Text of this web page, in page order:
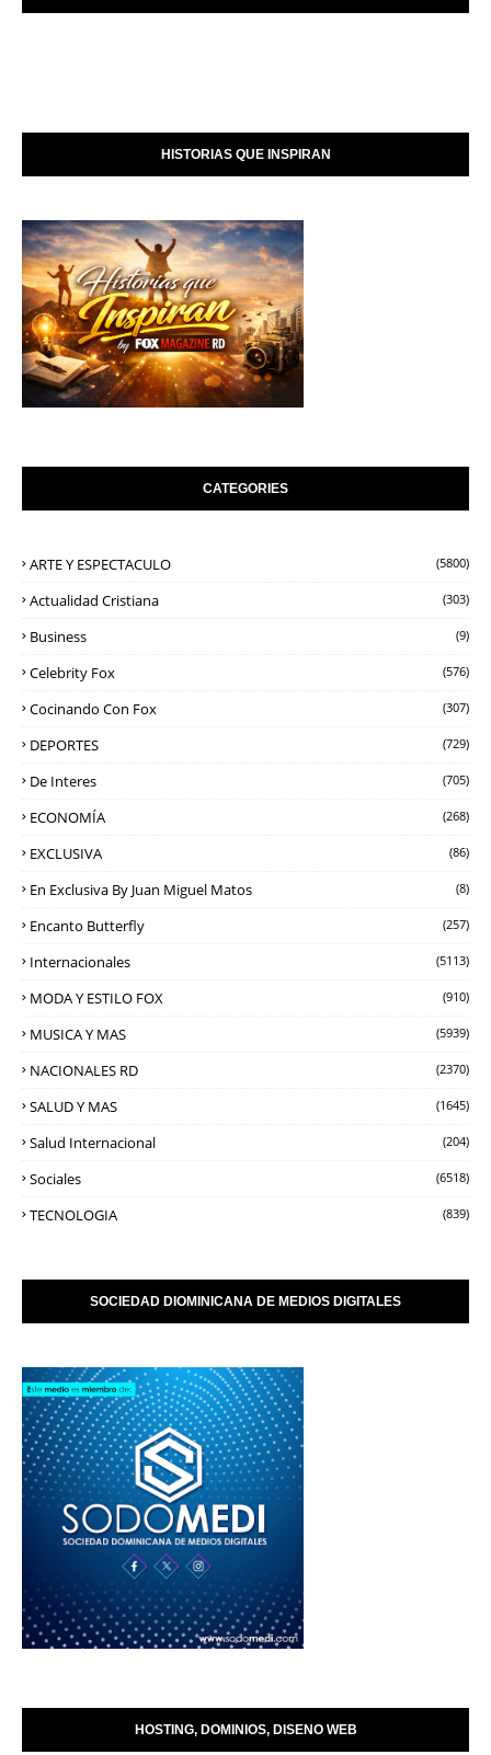
HISTORIAS QUE INSPIRAN
CATEGORIES
ARTE Y ESPECTACULO (5800)
Actualidad Cristiana (303)
Business (9)
Celebrity Fox (576)
Cocinando Con Fox (307)
DEPORTES (729)
De Interes (705)
ECONOMÍA (268)
EXCLUSIVA (86)
En Exclusiva By Juan Miguel Matos (8)
Encanto Butterfly (257)
Internacionales (5113)
MODA Y ESTILO FOX (910)
MUSICA Y MAS (5939)
NACIONALES RD (2370)
SALUD Y MAS (1645)
Salud Internacional (204)
Sociales (6518)
TECNOLOGIA (839)
SOCIEDAD DIOMINICANA DE MEDIOS DIGITALES
HOSTING, DOMINIOS, DISENO WEB